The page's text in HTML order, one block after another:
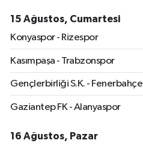
15 Ağustos, Cumartesi
Konyaspor - Rizespor
Kasımpaşa - Trabzonspor
Gençlerbirliği S.K. - Fenerbahçe
Gaziantep FK - Alanyaspor
16 Ağustos, Pazar